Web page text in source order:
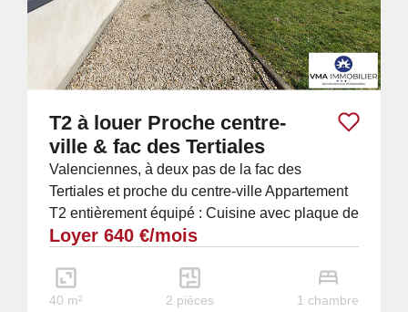
T2 à louer Proche centre-
ville & fac des Tertiales
Valenciennes, à deux pas de la fac des
Tertiales et proche du centre-ville Appartement
T2 entièrement équipé : Cuisine avec plaque de
cuisson, four, réfrigérateur,...
Loyer 640 €/mois
40 m² 2 pièces 1 chambre